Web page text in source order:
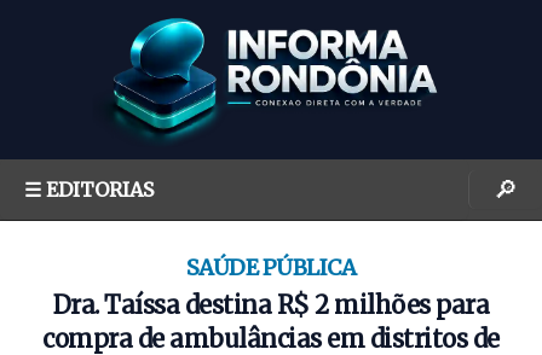
☰ EDITORIAS 🔎
SAÚDE PÚBLICA
Dra. Taíssa destina R$ 2 milhões para
compra de ambulâncias em distritos de